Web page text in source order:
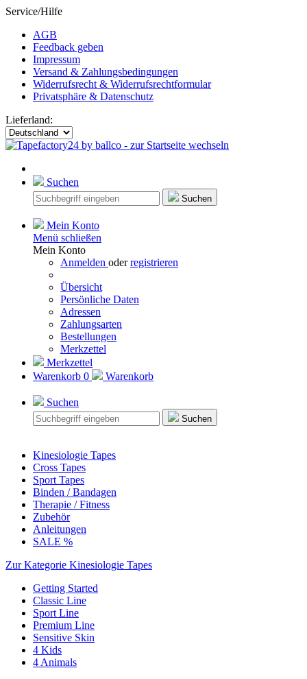
Service/Hilfe
AGB
Feedback geben
Impressum
Versand & Zahlungsbedingungen
Widerrufsrecht & Widerrufsrechtformular
Privatsphäre & Datenschutz
Lieferland:
Suchen
Suchen
Mein Konto
Menü schließen
Mein Konto
Anmelden oderregistrieren
Übersicht
Persönliche Daten
Adressen
Zahlungsarten
Bestellungen
Merkzettel
Merkzettel
Warenkorb 0 Warenkorb
Suchen
Suchen
Kinesiologie Tapes
Cross Tapes
Sport Tapes
Binden / Bandagen
Therapie / Fitness
Zubehör
Anleitungen
SALE %
Zur Kategorie Kinesiologie Tapes
Getting Started
Classic Line
Sport Line
Premium Line
Sensitive Skin
4 Kids
4 Animals